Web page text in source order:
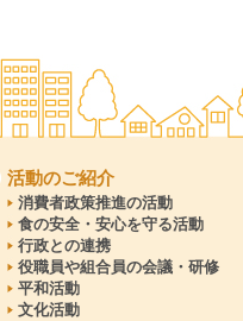
活動のご紹介
消費者政策推進の活動
食の安全・安心を守る活動
行政との連携
役職員や組合員の会議・研修
平和活動
文化活動